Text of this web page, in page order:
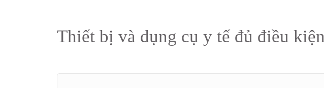
Thiết bị và dụng cụ y tế đủ điều kiện